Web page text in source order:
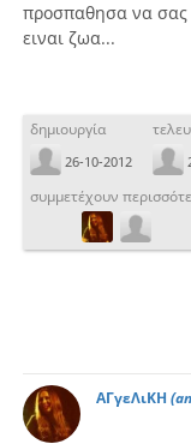
προσπαθησα να
ειναι ζωα...
δημιουργία
26-10-2012
συμμετέχουν
ΑΓγεΛιΚΗ